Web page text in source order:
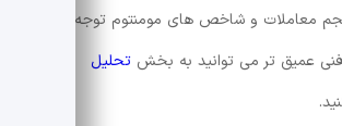
معاملات و شاخص های مومنتوم توجه کنند.
عمیق تر می توانید به بخش تحلیل